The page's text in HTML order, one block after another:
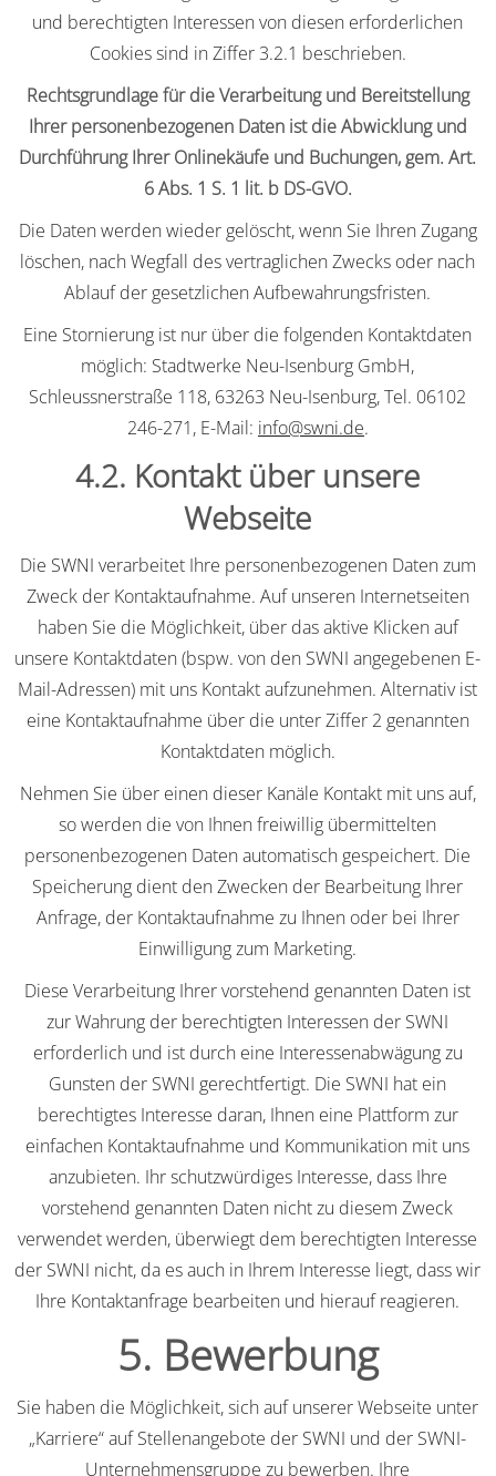
und berechtigten Interessen von diesen erforderlichen
Cookies sind in Ziffer 3.2.1 beschrieben.
Rechtsgrundlage für die Verarbeitung und Bereitstellung
Ihrer personenbezogenen Daten ist die Abwicklung und
Durchführung Ihrer Onlinekäufe und Buchungen, gem. Art.
6 Abs. 1 S. 1 lit. b DS-GVO.
Die Daten werden wieder gelöscht, wenn Sie Ihren Zugang
löschen, nach Wegfall des vertraglichen Zwecks oder nach
Ablauf der gesetzlichen Aufbewahrungsfristen.
Eine Stornierung ist nur über die folgenden Kontaktdaten
möglich: Stadtwerke Neu-Isenburg GmbH,
Schleussnerstraße 118, 63263 Neu-Isenburg, Tel. 06102
246-271, E-Mail: info@swni.de.
4.2. Kontakt über unsere
Webseite
Die SWNI verarbeitet Ihre personenbezogenen Daten zum
Zweck der Kontaktaufnahme. Auf unseren Internetseiten
haben Sie die Möglichkeit, über das aktive Klicken auf
unsere Kontaktdaten (bspw. von den SWNI angegebenen E-
Mail-Adressen) mit uns Kontakt aufzunehmen. Alternativ ist
eine Kontaktaufnahme über die unter Ziffer 2 genannten
Kontaktdaten möglich.
Nehmen Sie über einen dieser Kanäle Kontakt mit uns auf,
so werden die von Ihnen freiwillig übermittelten
personenbezogenen Daten automatisch gespeichert. Die
Speicherung dient den Zwecken der Bearbeitung Ihrer
Anfrage, der Kontaktaufnahme zu Ihnen oder bei Ihrer
Einwilligung zum Marketing.
Diese Verarbeitung Ihrer vorstehend genannten Daten ist
zur Wahrung der berechtigten Interessen der SWNI
erforderlich und ist durch eine Interessenabwägung zu
Gunsten der SWNI gerechtfertigt. Die SWNI hat ein
berechtigtes Interesse daran, Ihnen eine Plattform zur
einfachen Kontaktaufnahme und Kommunikation mit uns
anzubieten. Ihr schutzwürdiges Interesse, dass Ihre
vorstehend genannten Daten nicht zu diesem Zweck
verwendet werden, überwiegt dem berechtigten Interesse
der SWNI nicht, da es auch in Ihrem Interesse liegt, dass wir
Ihre Kontaktanfrage bearbeiten und hierauf reagieren.
5. Bewerbung
Sie haben die Möglichkeit, sich auf unserer Webseite unter
„Karriere“ auf Stellenangebote der SWNI und der SWNI-
Unternehmensgruppe zu bewerben. Ihre